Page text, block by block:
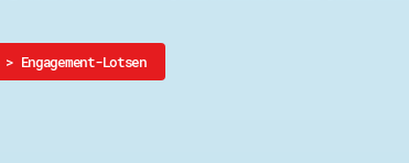
> Engagement-Lotsen